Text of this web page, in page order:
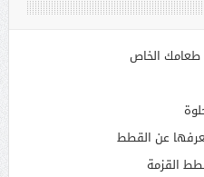
الخاص
عن القطط
القزمة